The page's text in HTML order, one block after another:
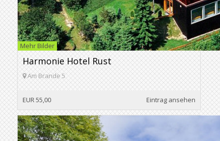
Mehr Bilder
Harmonie Hotel Rust
Am Brande 5
EUR 55,00 Eintrag ansehen